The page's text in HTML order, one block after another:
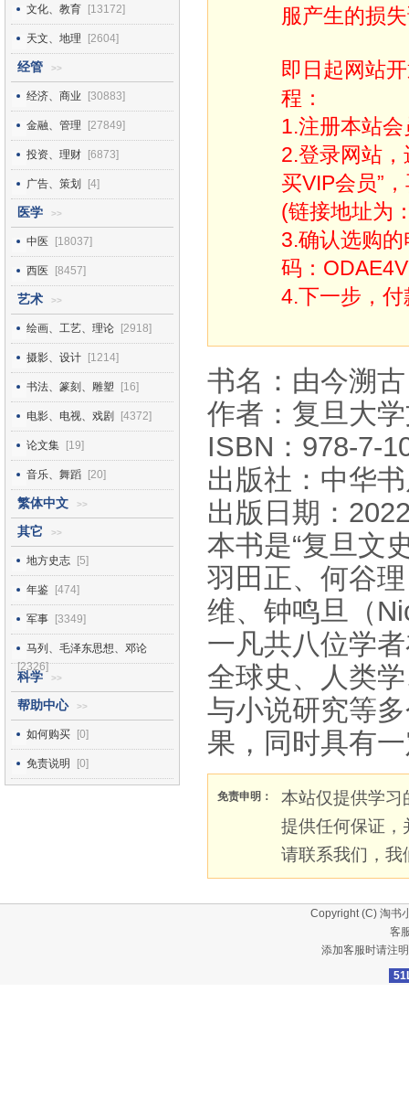
文化、教育 [13172]
天文、地理 [2604]
经管 >>
经济、商业 [30883]
金融、管理 [27849]
投资、理财 [6873]
广告、策划 [4]
医学 >>
中医 [18037]
西医 [8457]
艺术 >>
绘画、工艺、理论 [2918]
摄影、设计 [1214]
书法、篆刻、雕塑 [16]
电影、电视、戏剧 [4372]
论文集 [19]
音乐、舞蹈 [20]
繁体中文 >>
其它 >>
地方史志 [5]
年鉴 [474]
军事 [3349]
马列、毛泽东思想、邓论
[2326]
科学 >>
帮助中心 >>
如何购买 [0]
免责说明 [0]
服产生的损
即日起网站
程：
1.注册本站会
2.登录网站，
买VIP会员”
(链接地址为
3.确认选购
码：
4.下一步，
书名：由今溯古
作者：复旦大
ISBN：978-7-
出版社：中华
出版日期：
本书是“复旦文
羽田正、何谷
维、钟鸣旦（
一凡共八位学
全球史、人类
与小说研究等
果，同时具有
免责申明：
本站仅提供学习
提供任何保证，
请联系我们，我
Copyright (C) 淘书
客
添加客服时请注